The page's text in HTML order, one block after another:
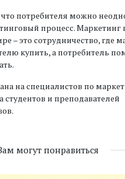
потребителя можно
процесс. Маркетинг
– это сотрудничество, где
купить, а потребитель
на специалистов по
студентов и преподавателей
могут понравиться